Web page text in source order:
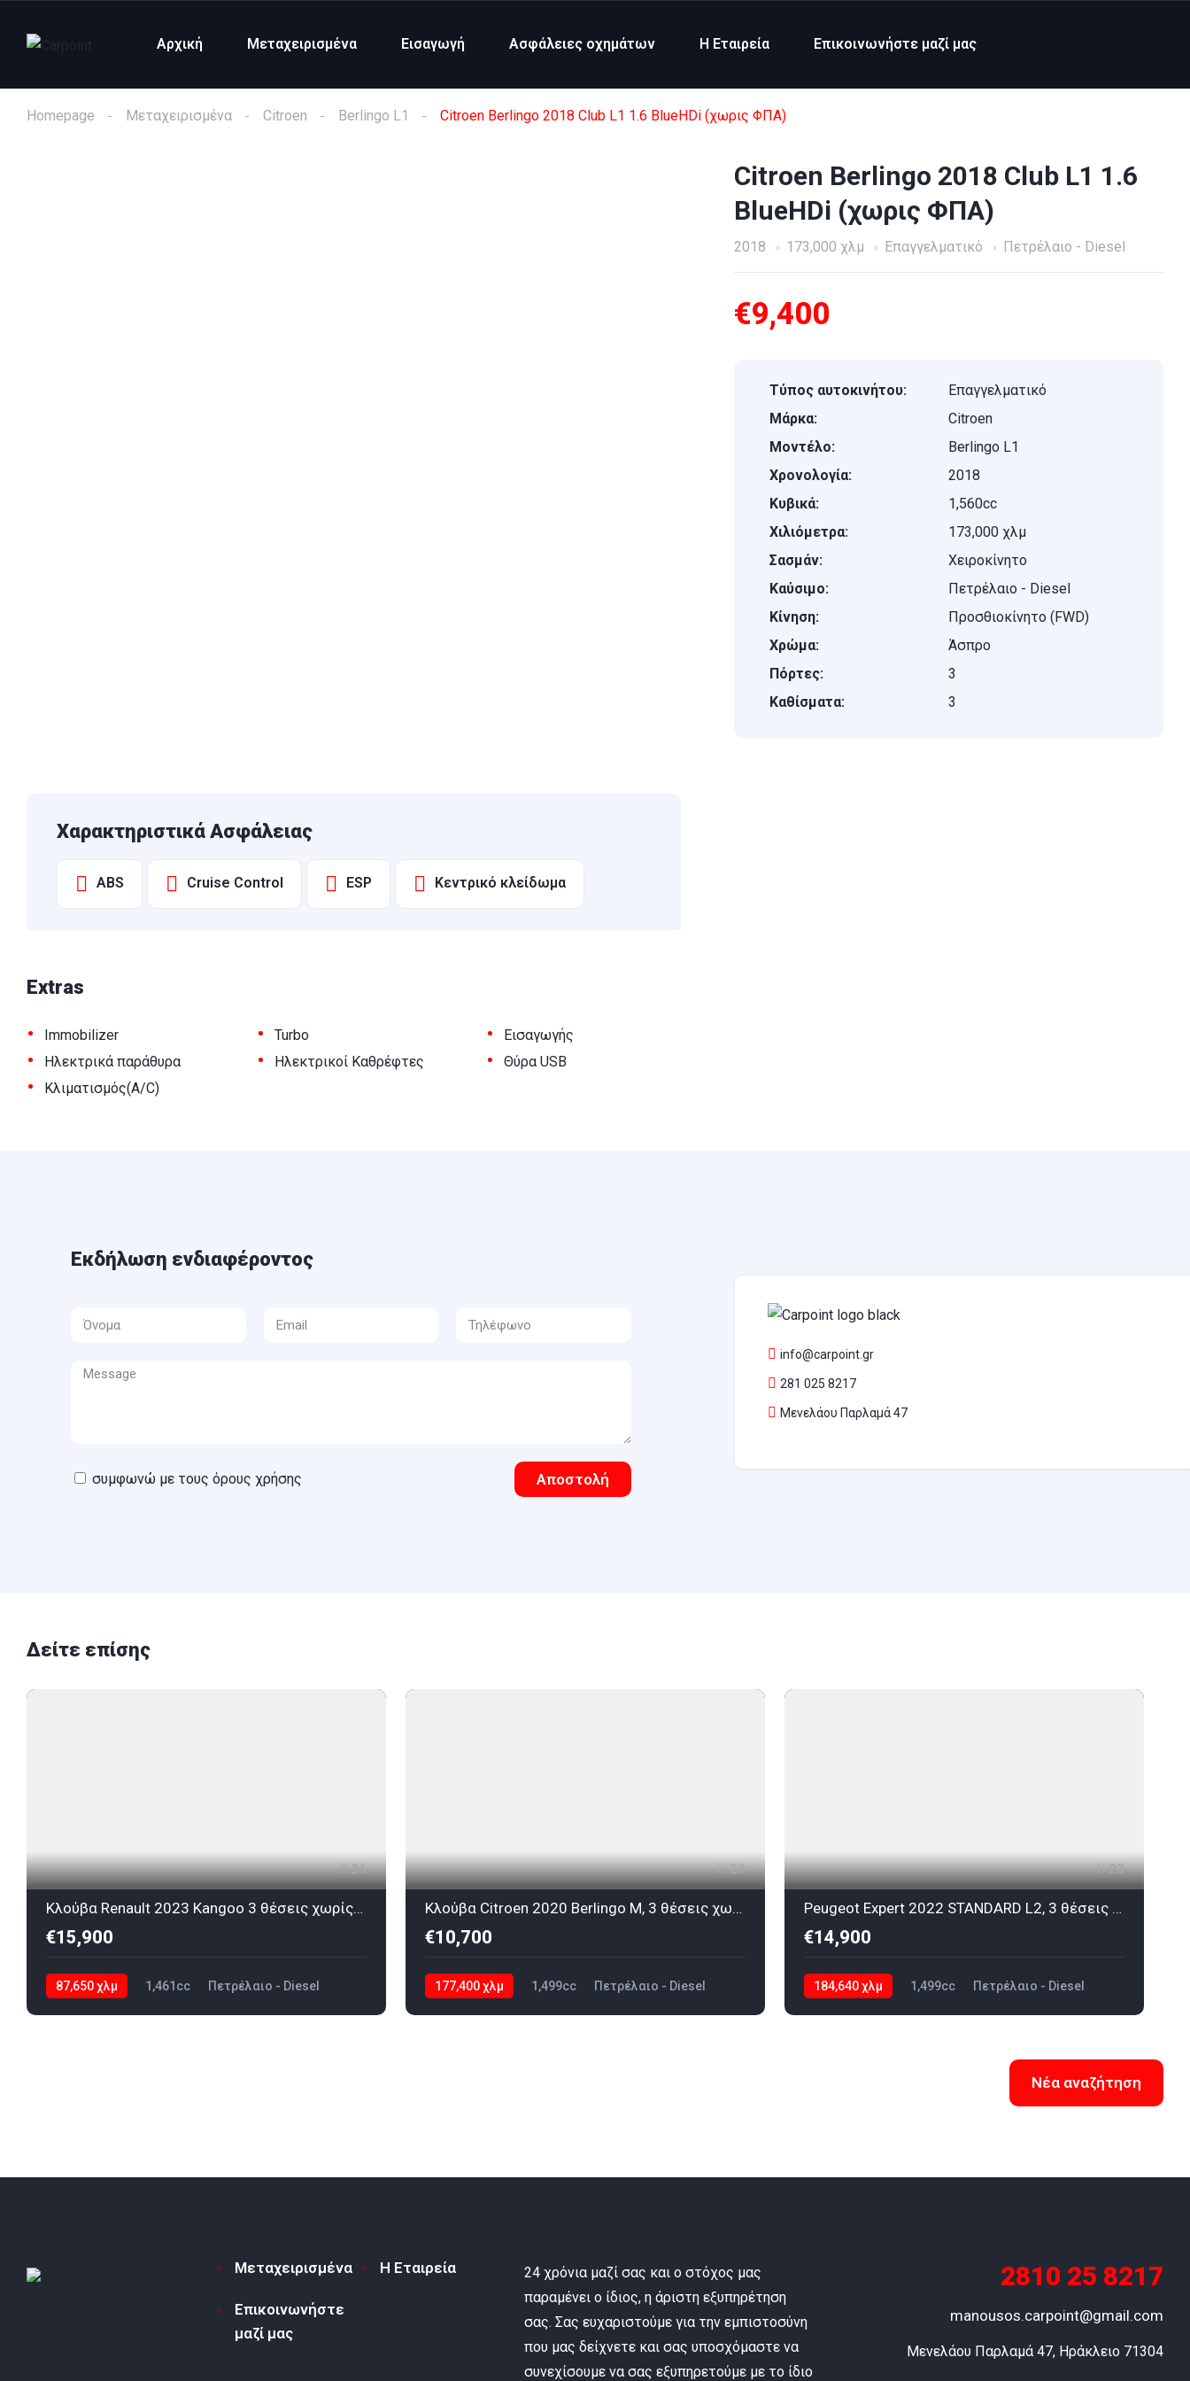
Αρχική Μεταχειρισμένα Εισαγωγή Ασφάλειες οχημάτων Η Εταιρεία Επικοινωνήστε μαζί μας
Homepage Μεταχειρισμένα Citroen Berlingo L1 Citroen Berlingo 2018 Club L1 1.6 BlueHDi (χωρις ΦΠΑ)
Χαρακτηριστικά Ασφάλειας
ABS Cruise Control ESP Κεντρικό κλείδωμα
Extras
• Immobilizer • Turbo • Εισαγωγής
• Ηλεκτρικά παράθυρα • Ηλεκτρικοί Καθρέφτες • Θύρα USB
• Κλιματισμός(A/C)
Citroen Berlingo 2018 Club L1 1.6
BlueHDi (χωρις ΦΠΑ)
2018 173,000 χλμ Επαγγελματικό Πετρέλαιο - Diesel
€9,400
Τύπος αυτοκινήτου:
Επαγγελματικό
Μάρκα:
Citroen
Μοντέλο:
Berlingo L1
Χρονολογία:
2018
Κυβικά:
1,560cc
Χιλιόμετρα:
173,000 χλμ
Σασμάν:
Χειροκίνητο
Καύσιμο:
Πετρέλαιο - Diesel
Κίνηση:
Προσθιοκίνητο (FWD)
Χρώμα:
Άσπρο
Πόρτες:
3
Καθίσματα:
3
Εκδήλωση ενδιαφέροντος
συμφωνώ με τους όρους χρήσης Αποστολή
info@carpoint.gr
281 025 8217
Μενελάου Παρλαμά 47
Δείτε επίσης
26
Κλούβα Renault 2023 Kangoo 3 θέσεις χωρίς ΦΠΑ
€15,900
87,650 χλμ 1,461cc
Πετρέλαιο - Diesel
23
Κλούβα Citroen 2020 Berlingo M, 3 θέσεις χωρις ΦΠΑ
€10,700
177,400 χλμ 1,499cc
Πετρέλαιο - Diesel
23
Peugeot Expert 2022 STANDARD L2, 3 θέσεις CarPoint χωρις ΦΠΑ
€14,900
184,640 χλμ 1,499cc
Πετρέλαιο - Diesel
Νέα αναζήτηση
Μεταχειρισμένα Η Εταιρεία
Επικοινωνήστε
μαζί μας
24 χρόνια μαζί σας και ο στόχος μας
παραμένει ο ίδιος, η άριστη εξυπηρέτηση
σας. Σας ευχαριστούμε για την εμπιστοσύνη
που μας δείχνετε και σας υποσχόμαστε να
συνεχίσουμε να σας εξυπηρετούμε με το ίδιο
2810 25 8217
manousos.carpoint@gmail.com
Μενελάου Παρλαμά 47, Ηράκλειο 71304